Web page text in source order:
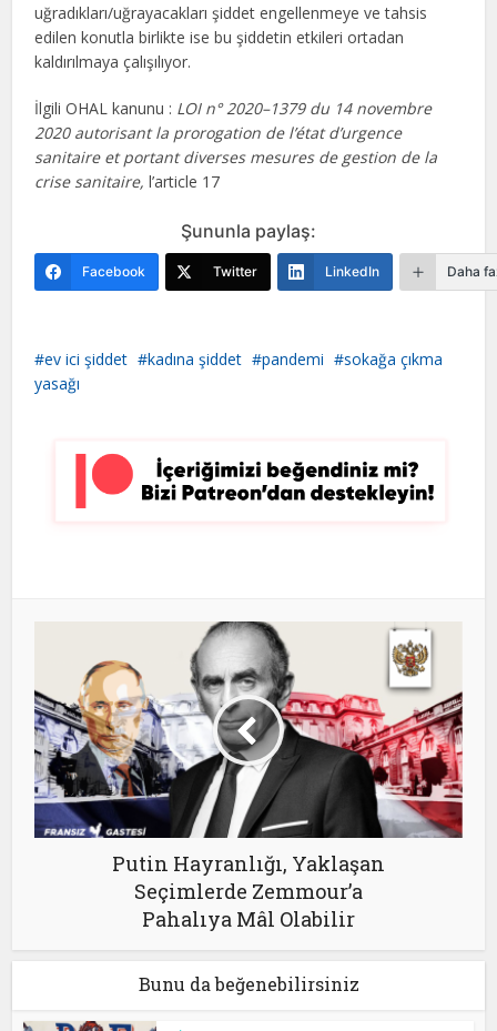
uğradıkları/uğrayacakları şiddet engellenmeye ve tahsis
edilen konutla birlikte ise bu şiddetin etkileri ortadan
kaldırılmaya çalışılıyor.
İlgili OHAL kanunu : LOI n° 2020–1379 du 14 novembre
2020 autorisant la prorogation de l’état d’urgence
sanitaire et portant diverses mesures de gestion de la
crise sanitaire,l’article 17
Şununla paylaş:
Facebook Twitter LinkedIn Daha
ev ici şiddet kadına şiddet pandemi
sokağa çıkma
yasağı
Putin Hayranlığı, Yaklaşan
Seçimlerde Zemmour’a
Pahalıya Mâl Olabilir
Bunu da beğenebilirsiniz